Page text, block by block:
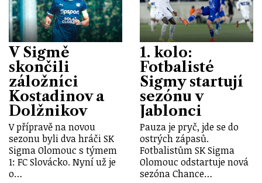
V Sigmě
skončili
záložníci
Kostadinov a
Dolžnikov
V přípravě na novou
sezonu byli dva hráči SK
Sigma Olomouc s týmem
1: FC Slovácko. Nyní už je
o…
1. kolo:
Fotbalisté
Sigmy startují
sezónu v
Jablonci
Pauza je pryč, jde se do
ostrých zápasů.
Fotbalistům SK Sigma
Olomouc odstartuje nová
sezóna Chance…